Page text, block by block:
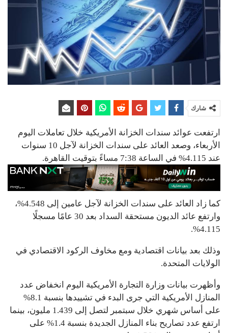
شارك
ارتفعت عوائد سندات الخزانة الأمريكية خلال تعاملات اليوم
الأربعاء، وصعد العائد على سندات الخزانة لآجل 10 سنوات
عند 4.115% في الساعة 7:38 مساءً بتوقيت القاهرة.
كما زاد العائد على سندات الخزانة لآجل عامين إلى 4.548%،
وارتفع عائد الديون مستحقة السداد بعد 30 عامًا مسجلًا
4.115%.
وذلك بعد بيانات اقتصادية ومع مخاوف الركود الاقتصادي في
الولايات المتحدة.
وأظهرت بيانات وزارة التجارة الأمريكية اليوم انخفاض عدد
المنازل الأمريكية التي جرى البدء في تشييدها بنسبة 8.1%
على أساس شهري خلال سبتمبر لتصل إلى 1.439 مليون، بينما
ارتفع عدد تصاريح بناء المنازل الجديدة بنسبة 1.4% على